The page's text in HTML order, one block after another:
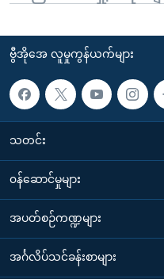
ဗွီအိုအေ လူမှုကွန်ယက်များ
သတင်း
၀န်ဆောင်မှုများ
အပတ်စဉ်ကဏ္ဍများ
အင်္ဂလိပ်သင်ခန်းစာများ